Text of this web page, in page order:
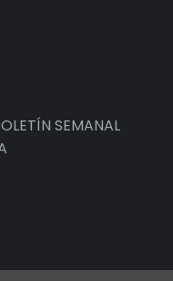
SEMANAL